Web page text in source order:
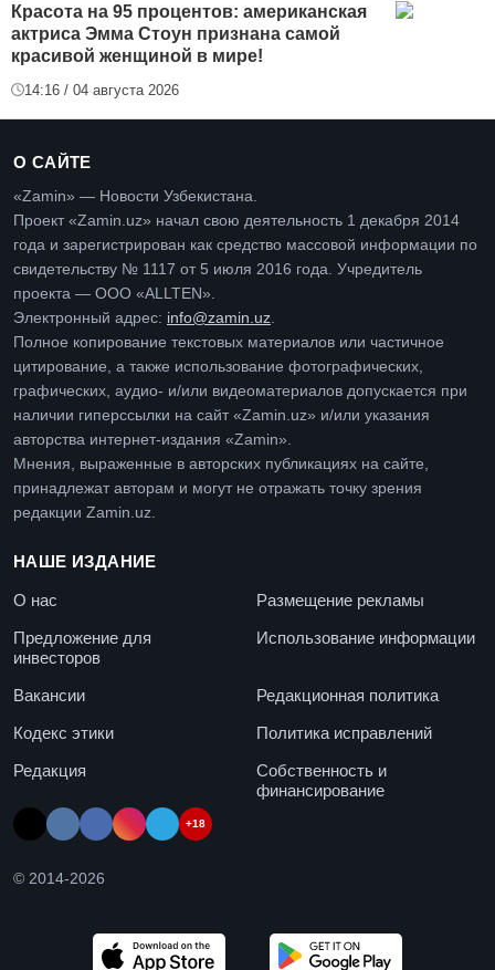
Красота на 95 процентов: американская
актриса Эмма Стоун признана самой
красивой женщиной в мире!
14:16 / 04 августа 2026
О САЙТЕ
«Zamin» — Новости Узбекистана.
Проект «Zamin.uz» начал свою деятельность 1 декабря 2014
года и зарегистрирован как средство массовой информации по
свидетельству № 1117 от 5 июля 2016 года. Учредитель
проекта — ООО «ALLTEN».
Электронный адрес: info@zamin.uz
Полное копирование текстовых материалов или частичное
цитирование, а также использование фотографических,
графических, аудио- и/или видеоматериалов допускается при
наличии гиперссылки на сайт «Zamin.uz» и/или указания
авторства интернет-издания «Zamin».
Мнения, выраженные в авторских публикациях на сайте,
принадлежат авторам и могут не отражать точку зрения
редакции Zamin.uz.
НАШЕ ИЗДАНИЕ
О нас
Размещение рекламы
Предложение для
инвесторов
Использование информации
Вакансии
Редакционная политика
Кодекс этики
Политика исправлений
Редакция
Собственность и
финансирование
+18
© 2014-2026